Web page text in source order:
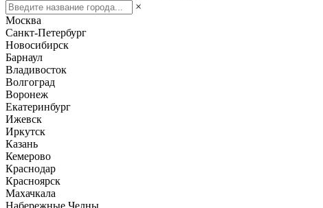
×
Москва
Санкт-Петербург
Новосибирск
Барнаул
Владивосток
Волгоград
Воронеж
Екатеринбург
Ижевск
Иркутск
Казань
Кемерово
Краснодар
Красноярск
Махачкала
Набережные Челны